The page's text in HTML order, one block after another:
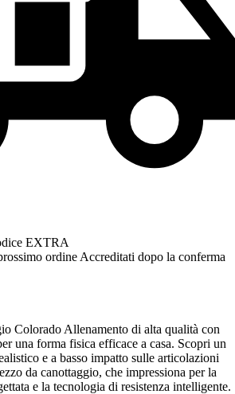
EXTRA
ordine Accreditati dopo la conferma
Colorado Allenamento di alta qualità con
una forma fisica efficace a casa. Scopri un
e a basso impatto sulle articolazioni
da canottaggio, che impressiona per la
e la tecnologia di resistenza intelligente.